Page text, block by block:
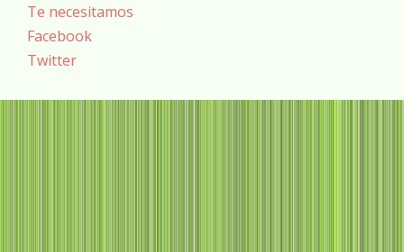
Te necesitamos
Facebook
Twitter